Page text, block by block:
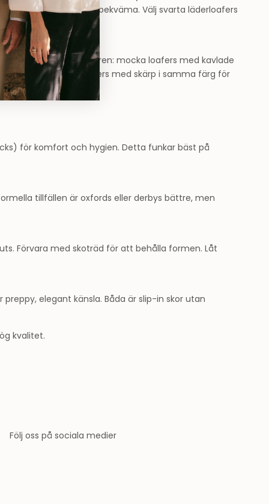
på sulan är extra bekväma. Välj svarta läderloafers
för smart-casual.
skjorta. Till sommaren: mocka loafers med kavlade
Matcha loafers med skärp i samma färg för
för komfort och hygien. Detta funkar bäst på
tillfällen är oxfords eller derbys bättre, men
Förvara med skoträd för att behålla formen. Låt
elegant känsla. Båda är slip-in skor utan
kvalitet.
Följ oss på sociala medier